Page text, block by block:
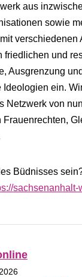
aus
sowie
verschiedenen
friedlichen und
Ausgrenzung und
ein.
Netzwerk von
Frauenrechten,
Büdnisses
sachsenanhalt-